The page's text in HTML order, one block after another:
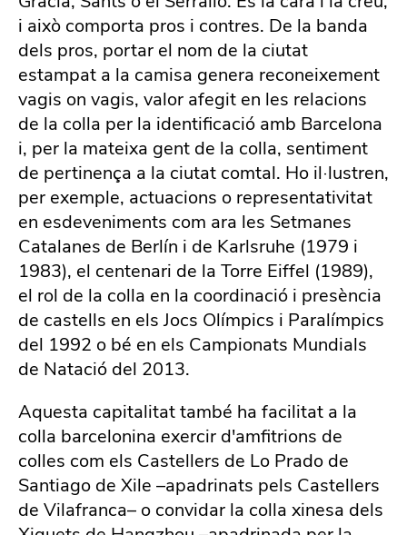
i això comporta pros i contres. De la banda
dels pros, portar el nom de la ciutat
estampat a la camisa genera reconeixement
vagis on vagis, valor afegit en les relacions
de la colla per la identificació amb Barcelona
i, per la mateixa gent de la colla, sentiment
de pertinença a la ciutat comtal. Ho il·lustren,
per exemple, actuacions o representativitat
en esdeveniments com ara les Setmanes
Catalanes de Berlín i de Karlsruhe (1979 i
1983), el centenari de la Torre Eiffel (1989),
el rol de la colla en la coordinació i presència
de castells en els Jocs Olímpics i Paralímpics
del 1992 o bé en els Campionats Mundials
de Natació del 2013.
Aquesta capitalitat també ha facilitat a la
colla barcelonina exercir d'amfitrions de
colles com els Castellers de Lo Prado de
Santiago de Xile –apadrinats pels Castellers
de Vilafranca– o convidar la colla xinesa dels